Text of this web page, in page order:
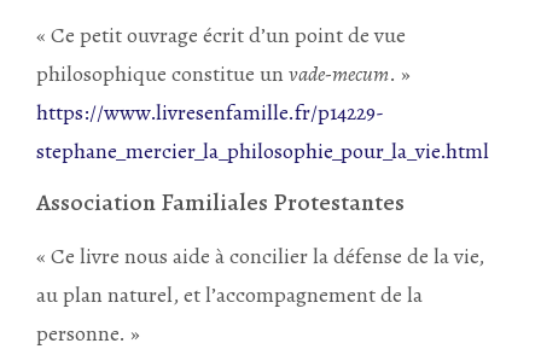
« Ce petit ouvrage écrit d’un point de vue
philosophique constitue un vade-mecum. »
https://www.livresenfamille.fr/p14229-
stephane_mercier_la_philosophie_pour_la_vie.html
Association Familiales Protestantes
« Ce livre nous aide à concilier la défense de la vie,
au plan naturel, et l’accompagnement de la
personne. »